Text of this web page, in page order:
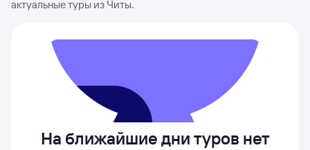
актуальные туры из Читы.
На ближайшие дни туров нет